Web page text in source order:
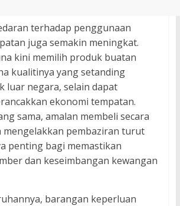
terhadap penggunaan
juga semakin meningkat.
kini memilih produk buatan
kualitinya yang setanding
luar negara, selain dapat
ekonomi tempatan.
sama, amalan membeli secara
mengelakkan pembaziran turut
penting bagi memastikan
dan keseimbangan kewangan
barangan keperluan